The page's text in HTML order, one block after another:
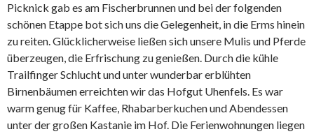
Picknick gab es am Fischerbrunnen und bei der folgenden
schönen Etappe bot sich uns die Gelegenheit, in die Erms hinein
zu reiten. Glücklicherweise ließen sich unsere Mulis und Pferde
überzeugen, die Erfrischung zu genießen. Durch die kühle
Trailfinger Schlucht und unter wunderbar erblühten
Birnenbäumen erreichten wir das Hofgut Uhenfels. Es war
warm genug für Kaffee, Rhabarberkuchen und Abendessen
unter der großen Kastanie im Hof. Die Ferienwohnungen liegen